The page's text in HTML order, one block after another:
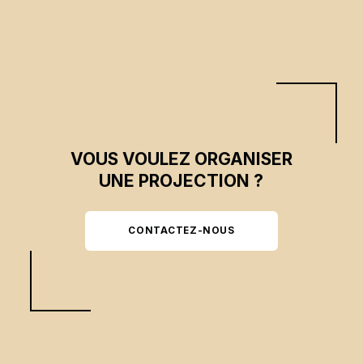
VOUS VOULEZ ORGANISER
UNE PROJECTION ?
CONTACTEZ-NOUS